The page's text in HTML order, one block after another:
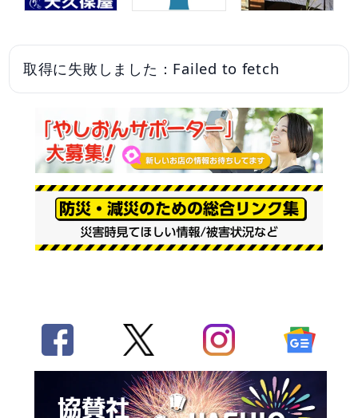
取得に失敗しました：Failed to fetch